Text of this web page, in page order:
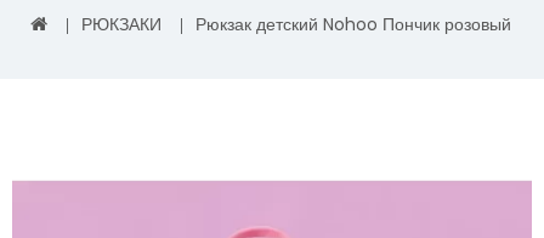
РЮКЗАКИ Рюкзак детский Nohoo Пончик розовый